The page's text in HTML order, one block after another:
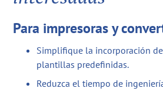
Para impresoras y
Simplifique la incorporación
plantillas predefinidas.
Reduzca el tiempo de